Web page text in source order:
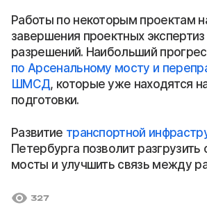
Работы по некоторым проектам
завершения проектных
разрешений. Наибольший
по Арсенальному мосту и
ШМСД, которые уже находятся
подготовки.
Развитие транспортной
Петербурга позволит
мосты и улучшить связь между
327